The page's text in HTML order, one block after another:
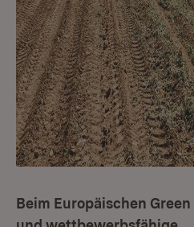
Beim Europäischen